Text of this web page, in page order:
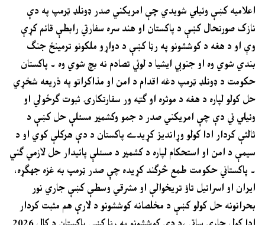
اعلاميه کښې وئيلي شويدي چې امريکني صدر ډونلډ ټرمپ په دې
نازک صورتحال کښې د پاکستان او هند سره سفارتي رابطې قائم کړې
وې او د هغه د کوششونو په رڼا کښې د دواړو ملکونو ترمينځ جنګ
بندي شوي وه او جنوبي ايشيا د لوئي تصادم نه بچ شوي وه ۔ پاکستان
حکومت د ډونلډ ټرمپ دغه اقدام د امن او مذاکراتو په ذريعه شخړي
حل کولو لپاره د هغه د موثره او ګټه ور سفارتکارۍ ثبوت ګرځولي او
وئيلي ئي دې چې امريکني صدر د جمو وکشمير مسئلې حل کښې د
ثالثې کردار ادا کولو وړانديز کړيدے پاکستان د دې هرکلې کوي او د
سيمې د امن او استحکام لپاره د کشمير د مسئلې پائيدار حل لازمي ګني
۔ پاکستاني حکومت طمع څرګند کړيده چې صدر ټرمپ به غزه جهګړه،
ايران او اسرائيل تاؤ تريخوالې او مشرقي وسطې کښې جاري نور
بحرانونه حل کولو کښې د مخلصانه کوششونو د لارې هم مثبت کردار